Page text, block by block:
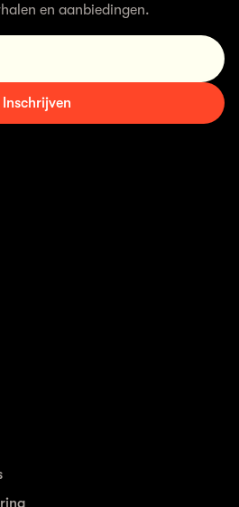
en aanbiedingen.
Inschrijven